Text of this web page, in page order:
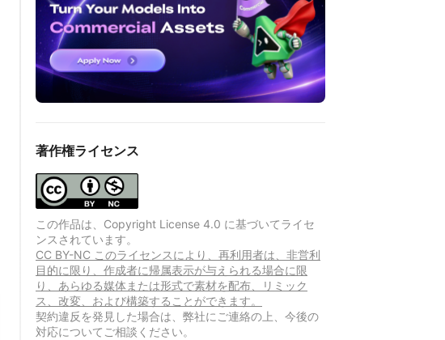
著作権ライセンス
この作品は、Copyright License 4.0 に基づいてライセ
ンスされています。
CC BY-NC このライセンスにより、再利用者は、非営利
目的に限り、作成者に帰属表示が与えられる場合に限
り、あらゆる媒体または形式で素材を配布、リミック
ス、改変、および構築することができます。
契約違反を発見した場合は、弊社にご連絡の上、今後の
対応についてご相談ください。